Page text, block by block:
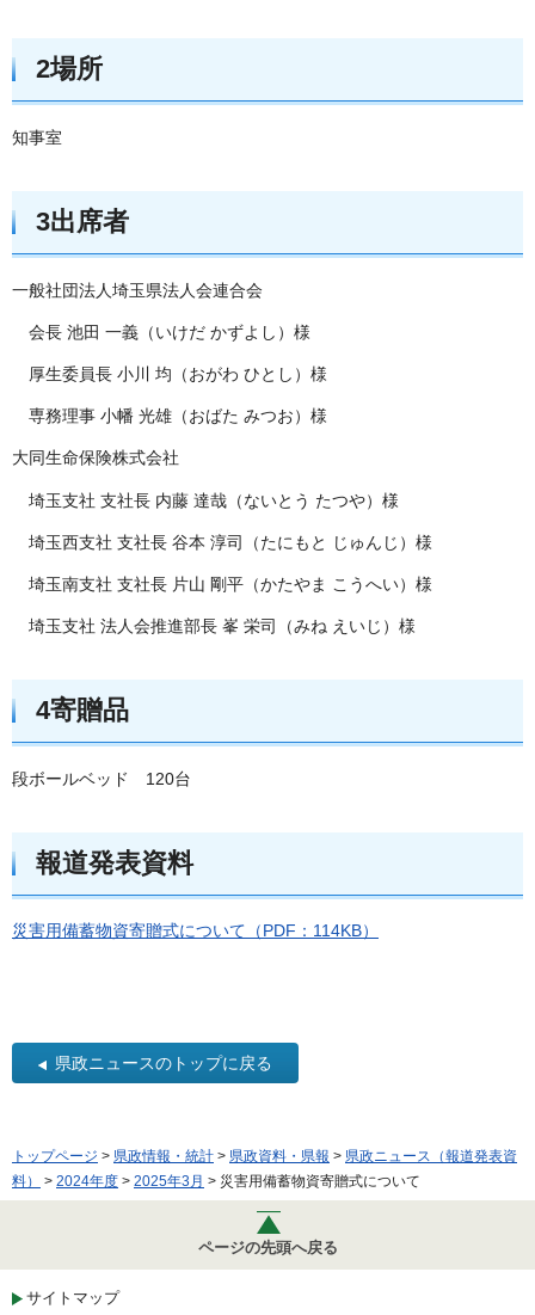
2場所
知事室
3出席者
一般社団法人埼玉県法人会連合会
会長 池田 一義（いけだ かずよし）様
厚生委員長 小川 均（おがわ ひとし）様
専務理事 小幡 光雄（おばた みつお）様
大同生命保険株式会社
埼玉支社 支社長 内藤 達哉（ないとう たつや）様
埼玉西支社 支社長 谷本 淳司（たにもと じゅんじ）様
埼玉南支社 支社長 片山 剛平（かたやま こうへい）様
埼玉支社 法人会推進部長 峯 栄司（みね えいじ）様
4寄贈品
段ボールベッド 120台
報道発表資料
災害用備蓄物資寄贈式について（PDF：114KB）
県政ニュースのトップに戻る
トップページ > 県政情報・統計 > 県政資料・県報 > 県政ニュース（報道発表資
料）
> 2024年度 > 2025年3月 > 災害用備蓄物資寄贈式について
ページの先頭へ戻る
サイトマップ